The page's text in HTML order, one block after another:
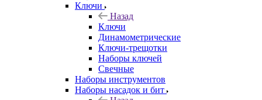
Ключи
Назад
Ключи
Динамометрические
Ключи-трещотки
Наборы ключей
Свечные
Наборы инструментов
Наборы насадок и бит